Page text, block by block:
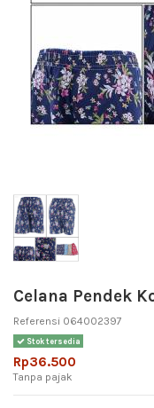
Celana Pendek
Referensi 064002397
Stok tersedia
Rp36.500
Tanpa pajak